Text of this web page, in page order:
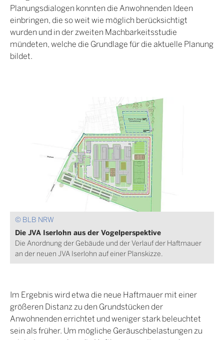
Planungsdialogen konnten die Anwohnenden Ideen
einbringen, die so weit wie möglich berücksichtigt
wurden und in der zweiten Machbarkeitsstudie
mündeten, welche die Grundlage für die aktuelle Planung
bildet.
© BLB NRW
Die JVA Iserlohn aus der Vogelperspektive
Die Anordnung der Gebäude und der Verlauf der Haftmauer
an der neuen JVA Iserlohn auf einer Planskizze.
Im Ergebnis wird etwa die neue Haftmauer mit einer
größeren Distanz zu den Grundstücken der
Anwohnenden errichtet und weniger stark beleuchtet
sein als früher. Um mögliche Geräuschbelastungen zu